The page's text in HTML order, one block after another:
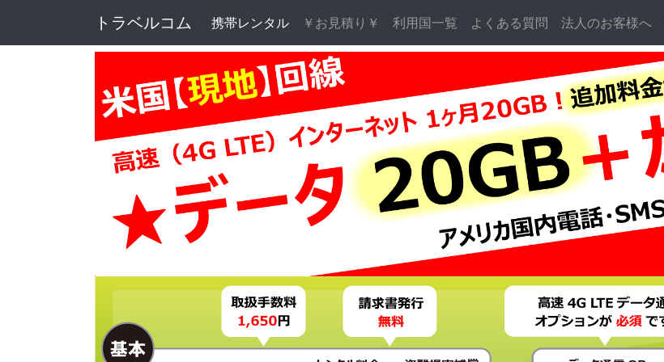
トラベルコム 携帯レンタル (current)
￥お見積り￥ 利用国一覧 よくある質問 法人のお客様へ